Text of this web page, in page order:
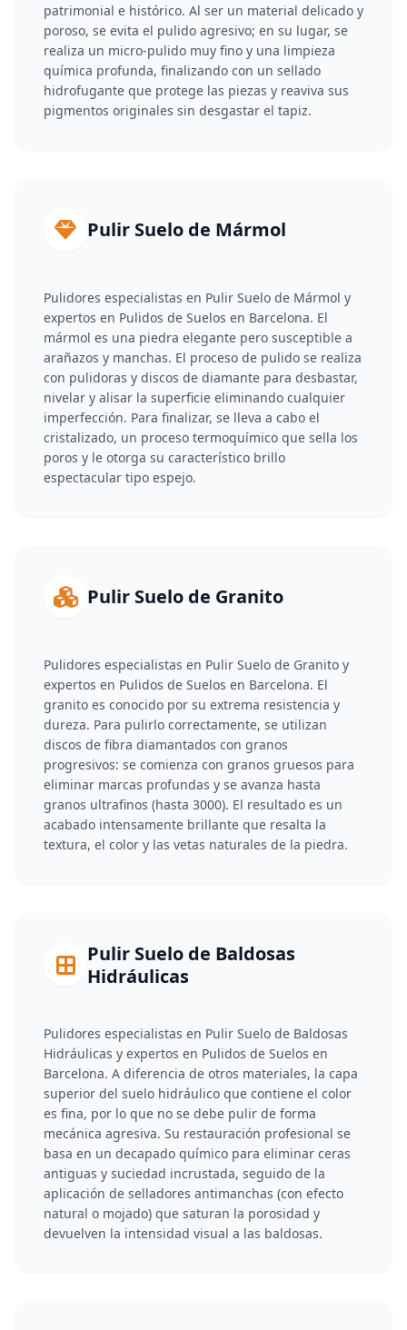
patrimonial e histórico. Al ser un material delicado y
poroso, se evita el pulido agresivo; en su lugar, se
realiza un micro-pulido muy fino y una limpieza
química profunda, finalizando con un sellado
hidrofugante que protege las piezas y reaviva sus
pigmentos originales sin desgastar el tapiz.
Pulir Suelo de Mármol
Pulidores especialistas en Pulir Suelo de Mármol y
expertos en Pulidos de Suelos en Barcelona. El
mármol es una piedra elegante pero susceptible a
arañazos y manchas. El proceso de pulido se realiza
con pulidoras y discos de diamante para desbastar,
nivelar y alisar la superficie eliminando cualquier
imperfección. Para finalizar, se lleva a cabo el
cristalizado, un proceso termoquímico que sella los
poros y le otorga su característico brillo
espectacular tipo espejo.
Pulir Suelo de Granito
Pulidores especialistas en Pulir Suelo de Granito y
expertos en Pulidos de Suelos en Barcelona. El
granito es conocido por su extrema resistencia y
dureza. Para pulirlo correctamente, se utilizan
discos de fibra diamantados con granos
progresivos: se comienza con granos gruesos para
eliminar marcas profundas y se avanza hasta
granos ultrafinos (hasta 3000). El resultado es un
acabado intensamente brillante que resalta la
textura, el color y las vetas naturales de la piedra.
Pulir Suelo de Baldosas
Hidráulicas
Pulidores especialistas en Pulir Suelo de Baldosas
Hidráulicas y expertos en Pulidos de Suelos en
Barcelona. A diferencia de otros materiales, la capa
superior del suelo hidráulico que contiene el color
es fina, por lo que no se debe pulir de forma
mecánica agresiva. Su restauración profesional se
basa en un decapado químico para eliminar ceras
antiguas y suciedad incrustada, seguido de la
aplicación de selladores antimanchas (con efecto
natural o mojado) que saturan la porosidad y
devuelven la intensidad visual a las baldosas.